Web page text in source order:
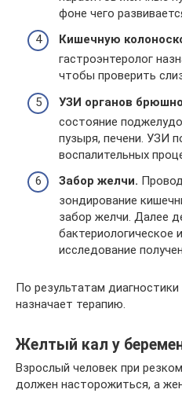
фоне чего
Кишечную
гастроэнтеролог
чтобы проверить
УЗИ органов
состояние
пузыря, печени. УЗИ
воспалительных
Забор желчи.
зондирование
забор желчи. Далее
бактериологическое
исследование
По результатам диагностики
назначает терапию.
Желтый кал у
Взрослый человек при
должен насторожиться, а